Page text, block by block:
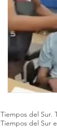
Tiempos del Sur.
Tiempos del Sur